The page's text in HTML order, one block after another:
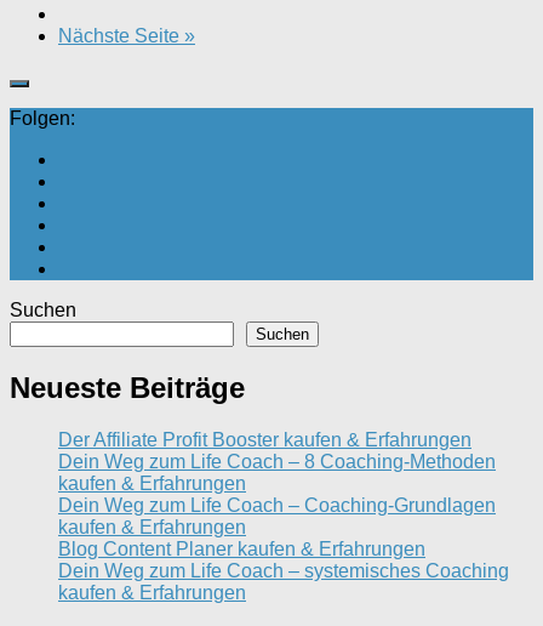
Nächste Seite »
Folgen:
Suchen
Suchen
Neueste Beiträge
Der Affiliate Profit Booster kaufen & Erfahrungen
Dein Weg zum Life Coach – 8 Coaching-Methoden
kaufen & Erfahrungen
Dein Weg zum Life Coach – Coaching-Grundlagen
kaufen & Erfahrungen
Blog Content Planer kaufen & Erfahrungen
Dein Weg zum Life Coach – systemisches Coaching
kaufen & Erfahrungen